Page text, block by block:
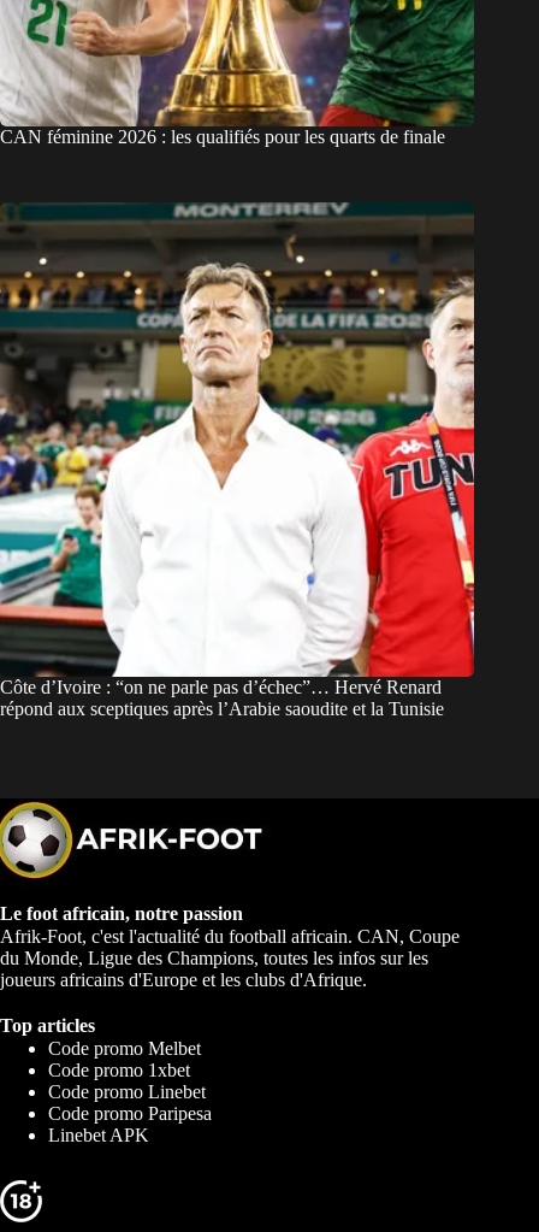
CAN féminine 2026 : les qualifiés pour les quarts de finale
Côte d’Ivoire : “on ne parle pas d’échec”… Hervé Renard
répond aux sceptiques après l’Arabie saoudite et la Tunisie
Le foot africain, notre passion
Afrik-Foot, c'est l'actualité du football africain. CAN, Coupe
du Monde, Ligue des Champions, toutes les infos sur les
joueurs africains d'Europe et les clubs d'Afrique.
Top articles
Code promo Melbet
Code promo 1xbet
Code promo Linebet
Code promo Paripesa
Linebet APK